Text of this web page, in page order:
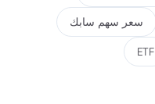
سعر سهم سابك
ETF